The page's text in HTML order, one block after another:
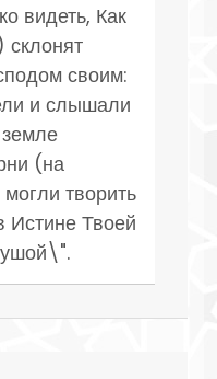
видеть, Как
склонят
своим:
и слышали
(на
творить
Истине Твоей